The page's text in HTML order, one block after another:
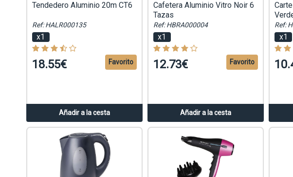
Tendedero Aluminio 20m CT6
Ref: HALR000135
x1
18.55€
Añadir a la cesta
Favorito
Cafetera Aluminio Vitro Noir 6
Tazas
Ref: HBRA000004
x1
12.73€
Añadir a la cesta
Favorito
Ref:
x1